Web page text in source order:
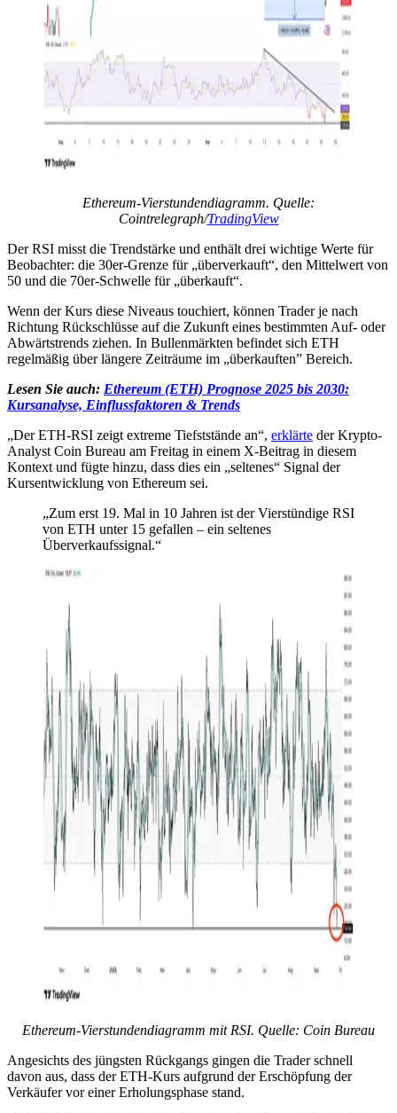
Ethereum-Vierstundendiagramm. Quelle:
Cointrelegraph/TradingView
Der RSI misst die Trendstärke und enthält drei wichtige Werte für
Beobachter: die 30er-Grenze für „überverkauft“, den Mittelwert von
50 und die 70er-Schwelle für „überkauft“.
Wenn der Kurs diese Niveaus touchiert, können Trader je nach
Richtung Rückschlüsse auf die Zukunft eines bestimmten Auf- oder
Abwärtstrends ziehen. In Bullenmärkten befindet sich ETH
regelmäßig über längere Zeiträume im „überkauften” Bereich.
Lesen Sie auch: Ethereum (ETH) Prognose 2025 bis 2030:
Kursanalyse, Einflussfaktoren & Trends
„Der ETH-RSI zeigt extreme Tiefststände an“, erklärte der Krypto-
Analyst Coin Bureau am Freitag in einem X-Beitrag in diesem
Kontext und fügte hinzu, dass dies ein „seltenes“ Signal der
Kursentwicklung von Ethereum sei.
„Zum erst 19. Mal in 10 Jahren ist der Vierstündige RSI
von ETH unter 15 gefallen – ein seltenes
Überverkaufssignal.“
Ethereum-Vierstundendiagramm mit RSI. Quelle: Coin Bureau
Angesichts des jüngsten Rückgangs gingen die Trader schnell
davon aus, dass der ETH-Kurs aufgrund der Erschöpfung der
Verkäufer vor einer Erholungsphase stand.